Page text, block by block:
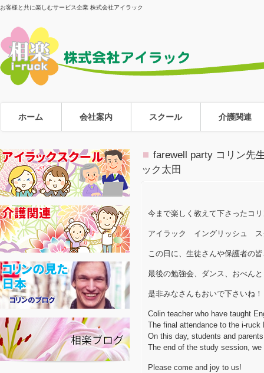
お客様と共に楽しむサービス企業 株式会社アイラック
ホーム 会社案内 スクール 介護関連
farewell party コリン先
ック太田
今まで楽しく教えて下さったコ
アイラック イングリッシュ ス
この日に、生徒さんや保護者の
最後の勉強会、ダンス、おべん
是非みなさんもおいで下さいね！
Colin teacher who have taught
The final attendance to the i-
On this day, students and
The end of the study session,
Please come and joy to us!